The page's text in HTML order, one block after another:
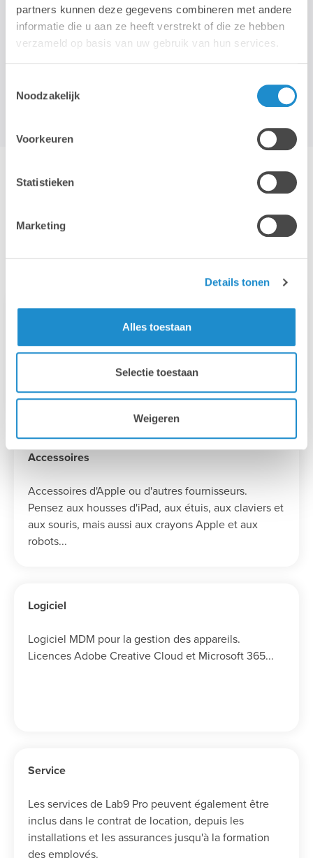
partners kunnen deze gegevens combineren met andere
informatie die u aan ze heeft verstrekt of die ze hebben
verzameld op basis van uw gebruik van hun services.
Noodzakelijk
Voorkeuren
Statistieken
Marketing
Details tonen
Alles toestaan
Selectie toestaan
Weigeren
Wat kan je met Apple
Financial Services
financiëren?
Appareils Apple
Tout le matériel Apple, comme les iPads, les
appareils MacOS et les Apple TV, peut être financé
par AFS sans aucun problème.
Accessoires
Accessoires d'Apple ou d'autres fournisseurs.
Pensez aux housses d'iPad, aux étuis, aux claviers et
aux souris, mais aussi aux crayons Apple et aux
robots...
Logiciel
Logiciel MDM pour la gestion des appareils.
Licences Adobe Creative Cloud et Microsoft 365...
Service
Les services de Lab9 Pro peuvent également être
inclus dans le contrat de location, depuis les
installations et les assurances jusqu'à la formation
des employés.